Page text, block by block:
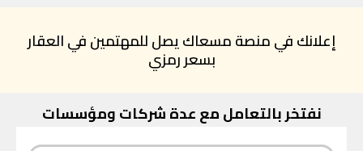
إعلانك في منصة مسعاك يصل للمهتمين في العقار
بسعر رمزي
نفتخر بالتعامل مع عدة شركات ومؤسسات